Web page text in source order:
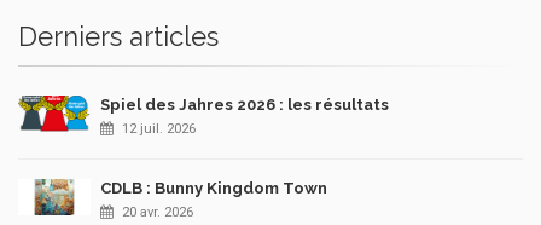
Derniers articles
Spiel des Jahres 2026 : les résultats
12 juil. 2026
CDLB : Bunny Kingdom Town
20 avr. 2026